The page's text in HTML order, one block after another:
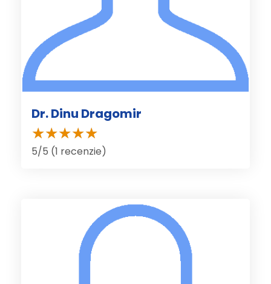
Dr. Dinu Dragomir
5/5 (1 recenzie)